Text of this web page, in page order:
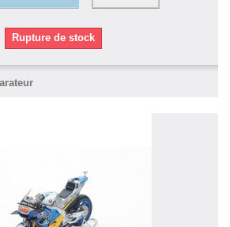
Rupture de stock